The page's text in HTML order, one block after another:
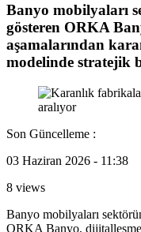
Banyo mobilyaları
gösteren ORKA
aşamalarından
modelinde stratejik
Son Güncelleme :
03 Haziran 2026 - 11:38
8 views
Banyo mobilyaları
ORKA Banyo,